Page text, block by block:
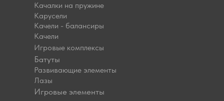
Развивающие элементы
Лазы
Качели - балансиры
Качели
Качалки на пружине
Карусели
Игровые комплексы
Батуты
Игровые элементы